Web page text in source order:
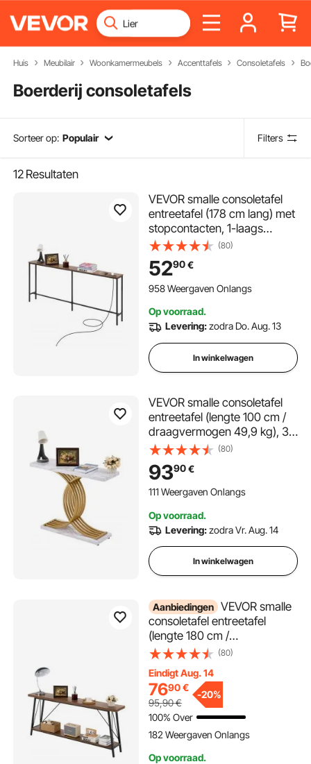
Huis Meubilair Woonkamermeubels Accenttafels Consoletafels
Boerderij consoletafels
Sorteer op: Populair Filters
12 Resultaten
VEVOR smalle consoletafel
entreetafel (178 cm lang) met
stopcontacten, 1-laags
haltafel bijzettafel banktafel
met metalen frame &
oplaadstation, voor entree,
hal woonkamer
(80)
5290€
958 Weergaven Onlangs
Op voorraad.
Levering:zodra Do. Aug. 13
In winkelwagen
VEVOR smalle consoletafel
entreetafel (lengte 100 cm /
draagvermogen 49,9 kg), 3-
laags haltafel bijzettafel
banktafel met metalen frame,
voor entree, hal, woonkamer,
slaapkamer
(80)
9390€
111 Weergaven Onlangs
Op voorraad.
Levering:zodra Vr. Aug. 14
In winkelwagen
Aanbiedingen VEVOR smalle
consoletafel entreetafel
(lengte 180 cm /
draagvermogen 45,3 kg), 2-
banktafel met metalen frame,
voor entree, hal woonkamer
slaapkamer
(80)
Eindigt Aug. 14
7690€
95,90€
-20%
100% Over
182 Weergaven Onlangs
Op voorraad.